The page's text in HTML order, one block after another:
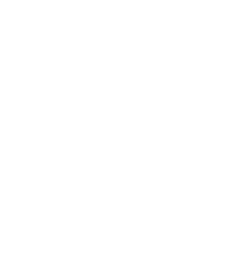
Film mit Impressionen aus der Lüneburger Heide. -